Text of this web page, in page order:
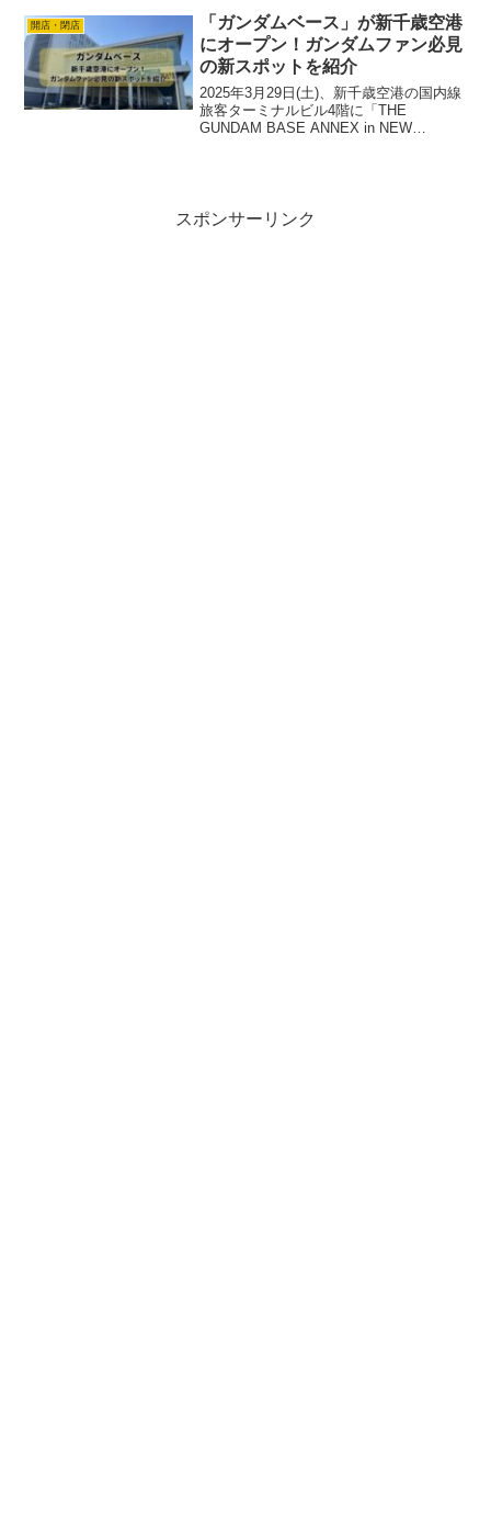
ですね！というのも、ロピアは“安くてお
いしい”が揃っ...
開店・閉店
「ガンダムベース」が新千歳空港
にオープン！ガンダムファン必見
の新スポットを紹介
2025年3月29日(土)、新千歳空港の国内線
旅客ターミナルビル4階に「THE
GUNDAM BASE ANNEX in NEW
スポンサーリンク